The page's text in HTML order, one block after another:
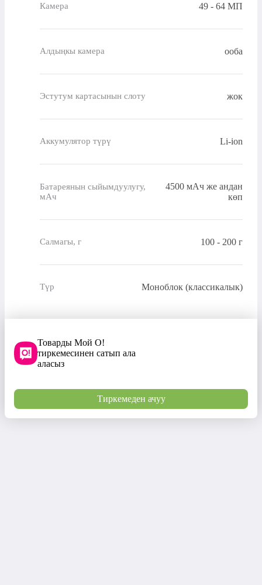
Камера 49 - 64 МП
Алдыңкы камера ооба
Эстутум картасынын слоту жок
Аккумулятор түрү Li-ion
Батареянын сыйымдуулугу,
мАч
4500 мАч же андан
көп
Салмагы, г 100 - 200 г
Түр Моноблок (классикалык)
Товарды Мой О!
тиркемесинен сатып ала
аласыз
Тиркемеден ачуу